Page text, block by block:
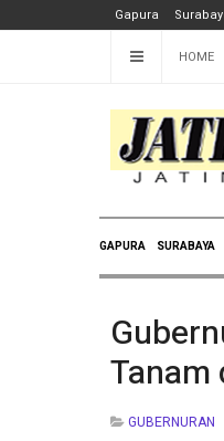
Gapura
HOME
GAPURA SURABAYA
Tanam
GUBERNURAN